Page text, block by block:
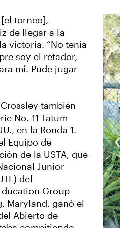
torneo],
de llegar a la
victoria. “No tenía
soy el retador,
mí. Pude jugar
también
No. 11 Tatum
en la Ronda 1.
Equipo de
de la USTA, que
Junior
del
Group
Maryland, ganó el
Abierto de